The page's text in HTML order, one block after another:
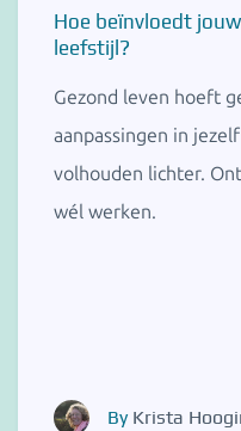
Hoe beïnvloedt
leefstijl?
Gezond leven hoeft
aanpassingen in
volhouden lichter.
wél werken.
By Krista